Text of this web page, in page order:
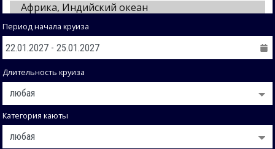
Период начала круиза
Длительность круиза
Категория каюты